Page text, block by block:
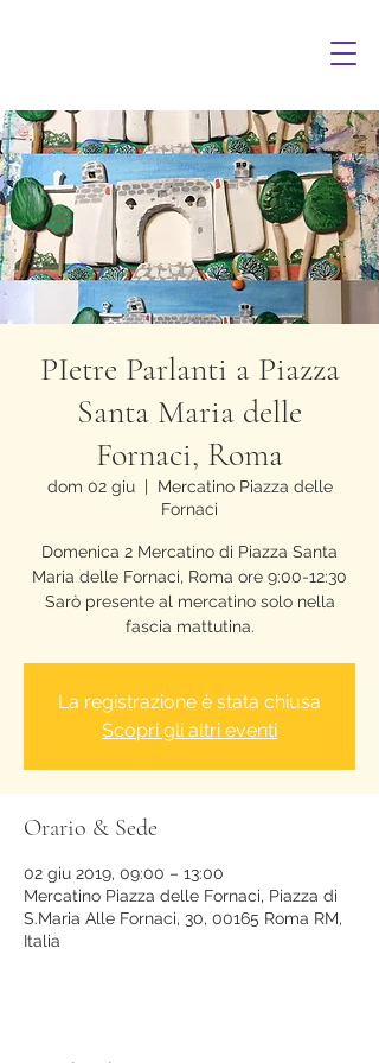
PIetre Parlanti a Piazza
Santa Maria delle
Fornaci, Roma
dom 02 giu
  |
Mercatino Piazza delle
Fornaci
Domenica 2 Mercatino di Piazza Santa
Maria delle Fornaci, Roma ore 9:00-12:30
Sarò presente al mercatino solo nella
fascia mattutina.
La registrazione è stata chiusa
Scopri gli altri eventi
Orario & Sede
02 giu 2019, 09:00 – 13:00
Mercatino Piazza delle Fornaci, Piazza di
S.Maria Alle Fornaci, 30, 00165 Roma RM,
Italia